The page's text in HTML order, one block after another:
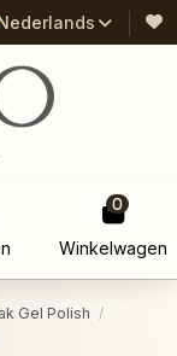
0
Winkelwagen
Gel Polish